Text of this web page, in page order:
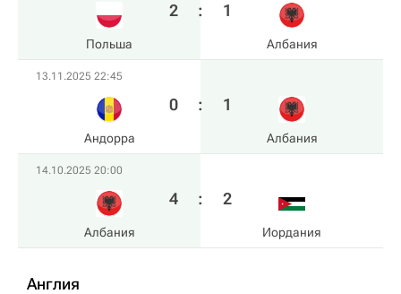
Польша
2 : 1
Албания
13.11.2025 22:45
Андорра
0 : 1
Албания
14.10.2025 20:00
Албания
4 : 2
Иордания
Англия